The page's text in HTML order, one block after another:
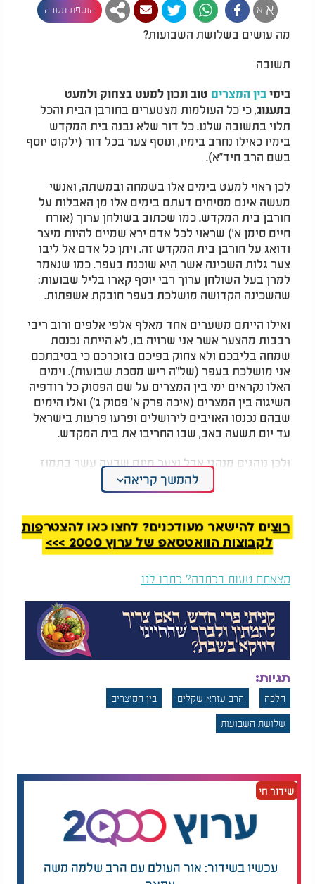
א א הוספת תגובה
מה עושים בשלושת השבועות?
תשובה
בימיבין המצרים טוב ונכון למעט בצחוק ולמעט
בתענוג, כי כל העולמות מצטערים בחורבן הבית והכל
תלוי בתשובה שלנו. כל דור שלא נבנה בית המקדש
בימיו כאילו נחרב בימיו, ונוסף צער בכל דור (ילקוט יוסף
בשם הרב חיד"א).
לכן ראוי למעט בימים אלו בשמחה ובמשתה, ואנשי
מעשה אינם מסיחים דעתם בימים אלו מן האבלות על
חורבן בית המקדש. כמו שכתוב בשולחן ערוך (אורח
חיים סימן א') שראוי לכל אדם ירא שמיים להיות מיצר
ודואג על חורבן בית המקדש זה. ויתן כל אדם אל ליבו
צער גלות השכינה אשר היא שוכנת בעפר. כמו שנאמר
למרן בעל השולחן ערוך רבי יוסף קארו בליל שבועות:
שהשכינה הקדושה מושלכת בעפר חובקת אשפתות.
ואילו הייתם משערים אחד מאלף אלפי אלפים ורוב ריבי
רבבות מהצער אשר אני שרויה בו, לא הייתה נכנסת
שמחה בליבכם ולא צחוק בפיכם בזוכרכם כי בסיבתכם
אני מושלכת בעפר (של"ה ריש מסכת שבועות). וימים
האלו נקראים ימי בין המצרים על שם הפסוק כל רודפיה
השיגוה בין המצרים (איכה פרק א' פסוק ג') ואלו הימים
שבהם נכנסו האויבים לירושלים ופרעו פרעות בישראל
עד יום תשעה באב, שבו החריבו את בית המקדש.
ולכן נוהגים מנהגי אבל וצער מיום שבעה עשר בתמוז
עד אחר תשעה באבלהמשך קריאה
רוצים להישאר מעודכנים? לחצו כאן להצטרפות
לקבוצות הוואטסאפ של ערוץ 2000 >>>
מצאתם טעות בכתבה? כתבו לנו
תגיות:
הלכה הרב עזרא שקלים
בין המיצרים
שלושת השבועות
שידור חי
עכשיו בשידור: אור העולם עם הרב שלמה משה